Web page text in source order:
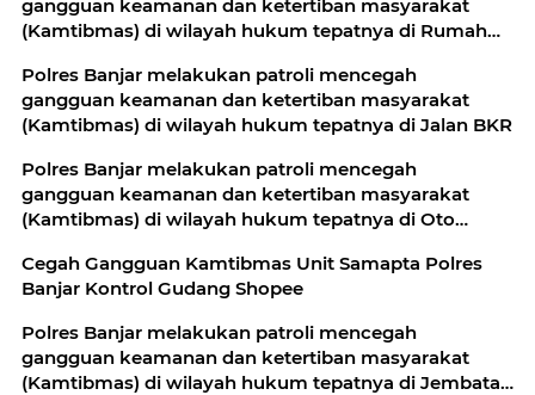
gangguan keamanan dan ketertiban masyarakat
(Kamtibmas) di wilayah hukum tepatnya di Rumah
Polres Banjar melakukan patroli mencegah
gangguan keamanan dan ketertiban masyarakat
(Kamtibmas) di wilayah hukum tepatnya di Jalan BKR
Polres Banjar melakukan patroli mencegah
gangguan keamanan dan ketertiban masyarakat
(Kamtibmas) di wilayah hukum tepatnya di Oto
Cegah Gangguan Kamtibmas Unit Samapta Polres
Banjar Kontrol Gudang Shopee
Polres Banjar melakukan patroli mencegah
gangguan keamanan dan ketertiban masyarakat
(Kamtibmas) di wilayah hukum tepatnya di Jembatan